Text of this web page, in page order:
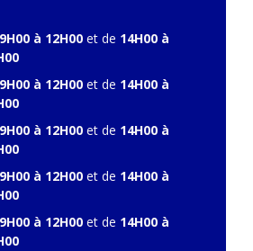
9H00 à 12H00 et de 14H00 à
9H00 à 12H00 et de 14H00 à
9H00 à 12H00 et de 14H00 à
9H00 à 12H00 et de 14H00 à
9H00 à 12H00 et de 14H00 à